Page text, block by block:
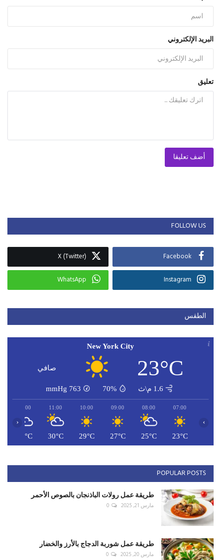
البريد الإلكتروني
تعليق
أضف تعليقا
FOLLOW US
Facebook
X (Twitter)
Instagram
WhatsApp
الطقس
New York City
23°C صافي
1.6 م\ث 70%
763
mmHg
07:00
23°C
08:00
25°C
09:00
27°C
10:00
29°C
11:00
30°C
12:00
31°C
‹ ›
POPULAR POSTS
طريقة عمل رولات الباذنجان بالصوص الأحمر
مارس 21, 2025 0
طريقة عمل شوربة الدجاج بالأرز والخضار
مارس 20, 2025 0